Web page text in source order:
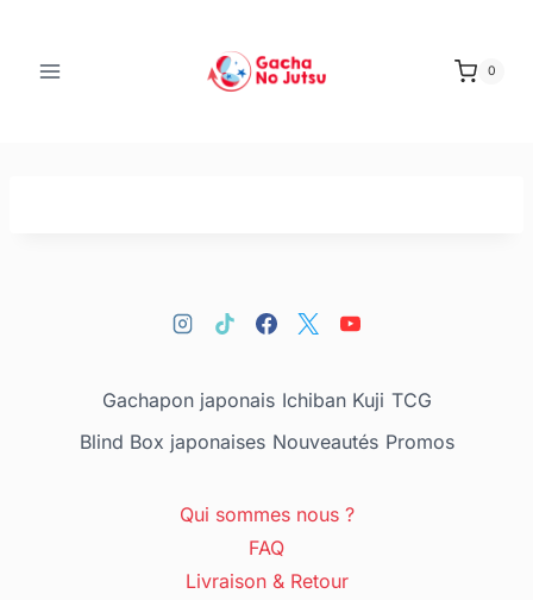
0
Gachapon japonais Ichiban Kuji TCG
Blind Box japonaises Nouveautés Promos
Qui sommes nous ?
FAQ
Livraison & Retour